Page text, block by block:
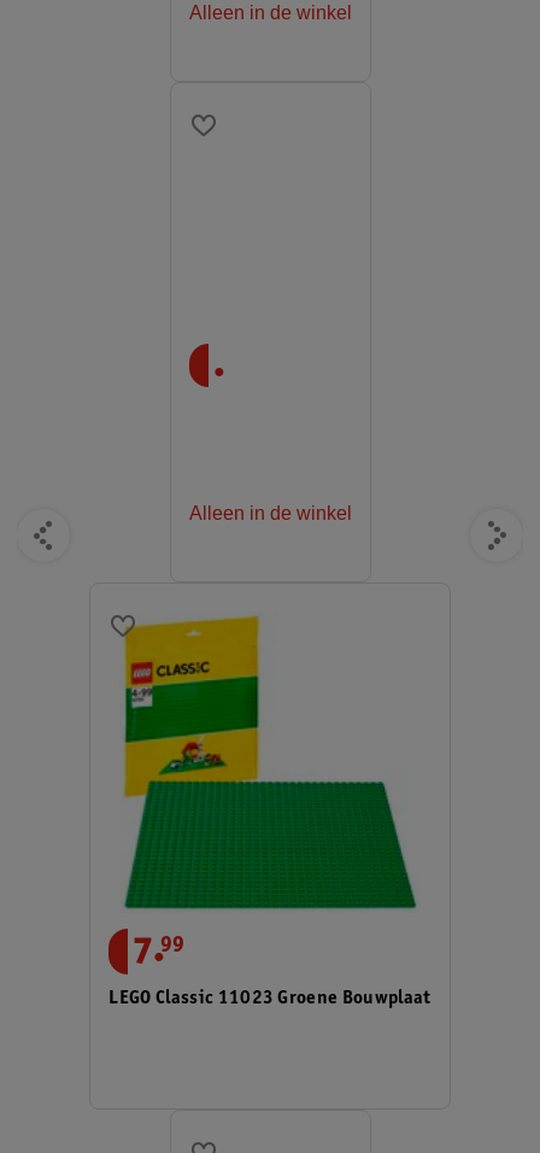
Alleen in de winkel
.
Alleen in de winkel
7.99
LEGO Classic 11023 Groene Bouwplaat